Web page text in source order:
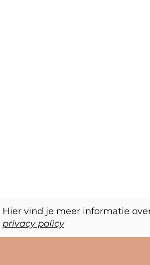
Hier vind je meer informatie
privacy policy